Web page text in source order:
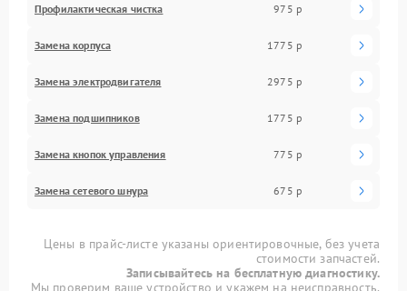
Профилактическая чистка 975 р
Замена корпуса 1775 р
Замена электродвигателя 2975 р
Замена подшипников 1775 р
Замена кнопок управления 775 р
Замена сетевого шнура 675 р
Цены в прайс-листе указаны ориентировочные, без учета
стоимости запчастей.
Записывайтесь на бесплатную диагностику.
Мы проверим ваше устройство и укажем на неисправность.